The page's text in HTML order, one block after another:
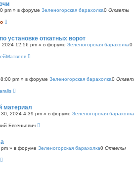
pm » в форуме Зеленогорская барахолка0 Ответы
установке откатных ворот
2024 12:56 pm » в форуме Зеленогорская барахолка0
pm » в форуме Зеленогорская барахолка0
материал
30, 2024 4:39 pm » в форуме Зеленогорская барахолка
Евгеньевич
» в форуме Зеленогорская барахолка0 Ответы